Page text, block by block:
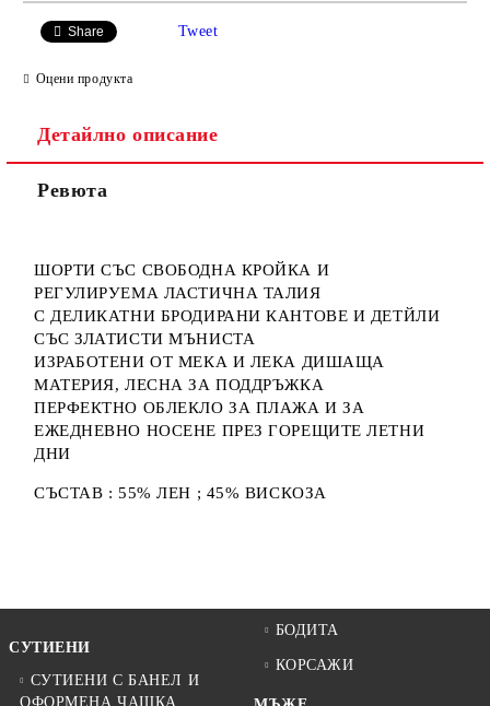
Share Tweet
Оцени продукта
Детайлно описание
Ревюта
ШОРТИ СЪС СВОБОДНА КРОЙКА И
РЕГУЛИРУЕМА ЛАСТИЧНА ТАЛИЯ
С ДЕЛИКАТНИ БРОДИРАНИ КАНТОВЕ И ДЕТЙЛИ
СЪС ЗЛАТИСТИ МЪНИСТА
ИЗРАБОТЕНИ ОТ МЕКА И ЛЕКА ДИШАЩА
МАТЕРИЯ, ЛЕСНА ЗА ПОДДРЪЖКА
ПЕРФЕКТНО ОБЛЕКЛО ЗА ПЛАЖА И ЗА
ЕЖЕДНЕВНО НОСЕНЕ ПРЕЗ ГОРЕЩИТЕ ЛЕТНИ
ДНИ
СЪСТАВ : 55% ЛЕН ; 45% ВИСКОЗА
СУТИЕНИ
СУТИЕНИ С БАНЕЛ И
ОФОРМЕНА ЧАШКА
БОДИТА
КОРСАЖИ